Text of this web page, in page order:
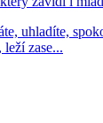
uhladíte,
leží zase...